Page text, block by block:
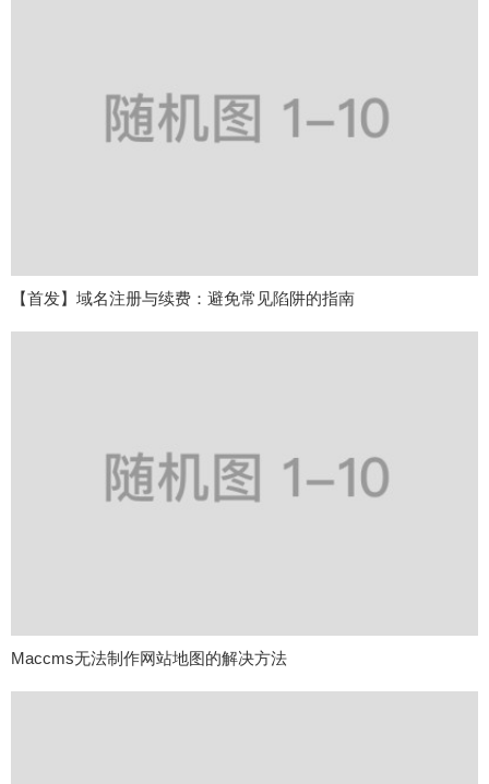
【首发】域名注册与续费：避免常见陷阱的指南
Maccms无法制作网站地图的解决方法